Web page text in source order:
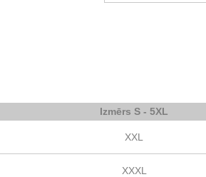
Izmērs S - 5XL
XXL
XXXL